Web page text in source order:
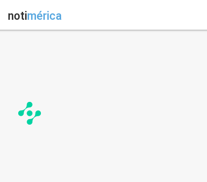
notimérica